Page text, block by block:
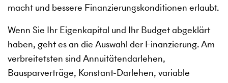
macht und bessere Finanzierungskonditionen erlaubt.
Wenn Sie Ihr Eigenkapital und Ihr Budget abgeklärt
haben, geht es an die Auswahl der Finanzierung. Am
verbreitetsten sind Annuitätendarlehen,
Bausparverträge, Konstant-Darlehen, variable